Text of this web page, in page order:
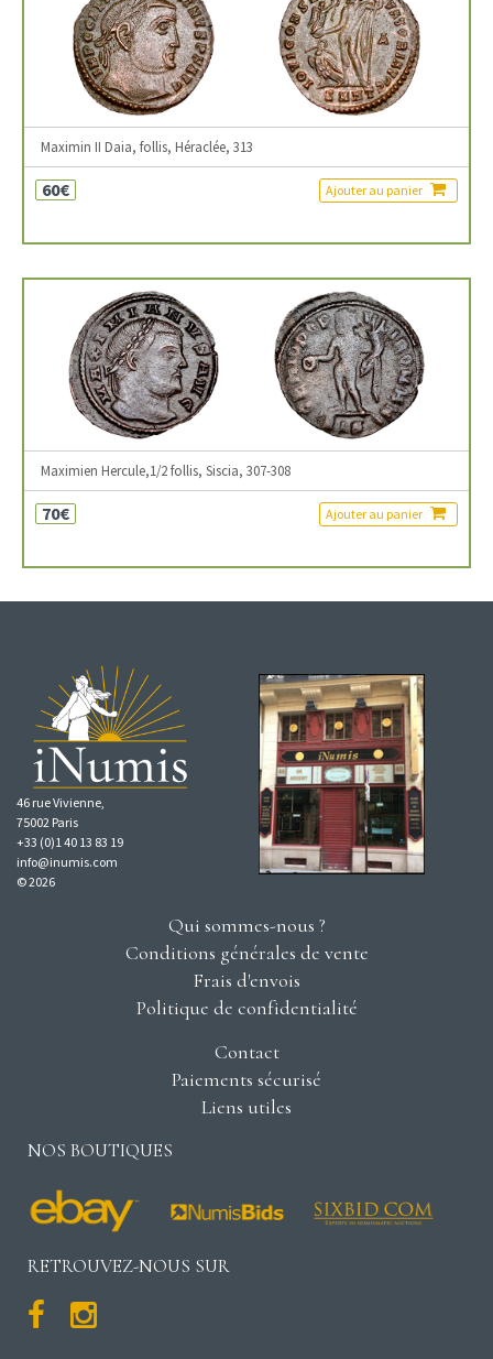
Maximin II Daia, follis, Héraclée, 313
60€ Ajouter au panier
Maximien Hercule,1/2 follis, Siscia, 307-308
70€ Ajouter au panier
46 rue Vivienne,
75002 Paris
+33 (0)1 40 13 83 19
info@inumis.com
© 2026
Qui sommes-nous ?
Conditions générales de vente
Frais d'envois
Politique de confidentialité
Contact
Paiements sécurisé
Liens utiles
NOS BOUTIQUES
RETROUVEZ-NOUS SUR